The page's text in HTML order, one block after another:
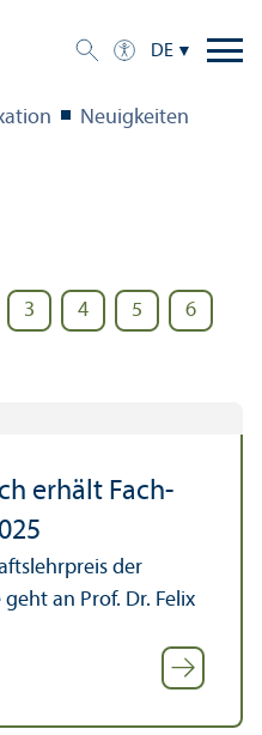
DE
Neuigkeiten
3 4 5
6
erhält Fach­
der
an Prof. Dr. Felix